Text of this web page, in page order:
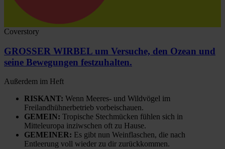
Coverstory
GROSSER WIRBEL um Versuche, den Ozean und
seine Bewegungen festzuhalten.
Außerdem im Heft
RISKANT: Wenn Meeres- und Wildvögel im
Freilandhühnerbetrieb vorbeischauen.
GEMEIN: Tropische Stechmücken fühlen sich in
Mitteleuropa inziwschen oft zu Hause.
GEMEINER: Es gibt nun Weinflaschen, die nach
Entleerung voll wieder zu dir zurückkommen.